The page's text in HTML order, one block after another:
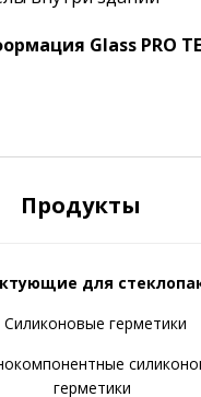
Glass PRO
Продукты
для
Силиконовые герметики
герметики